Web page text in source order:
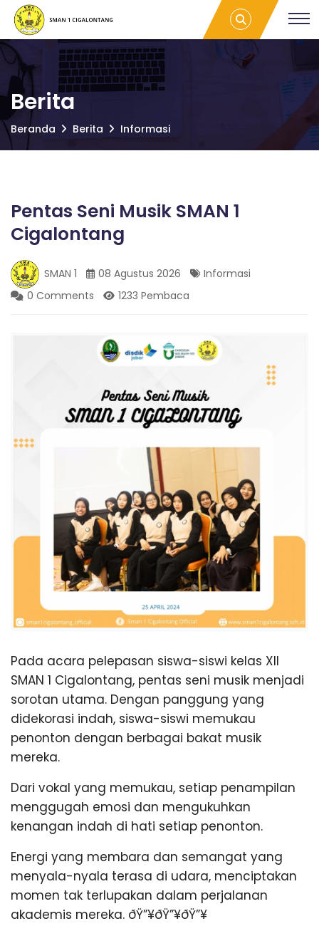
S
M
A
N
C
G
O
A
G
Pentas Seni
Musik SMAN 1
Cigalontang |
SMAN 1
CIGALONTANG
A
N
I
A
O
Berita
Beranda Berita Informasi
Pentas Seni Musik SMAN 1
Cigalontang
SMAN 1 08 Agustus 2026
Informasi
0 Comments
1233 Pembaca
Pada acara pelepasan siswa-siswi kelas XII
SMAN 1 Cigalontang, pentas seni musik menjadi
sorotan utama. Dengan panggung yang
didekorasi indah, siswa-siswi memukau
penonton dengan berbagai bakat musik
mereka.
Dari vokal yang memukau, setiap penampilan
menggugah emosi dan mengukuhkan
kenangan indah di hati setiap penonton.
Energi yang membara dan semangat yang
menyala-nyala terasa di udara, menciptakan
momen tak terlupakan dalam perjalanan
akademis mereka. ðŸ”¥ðŸ”¥ðŸ”¥